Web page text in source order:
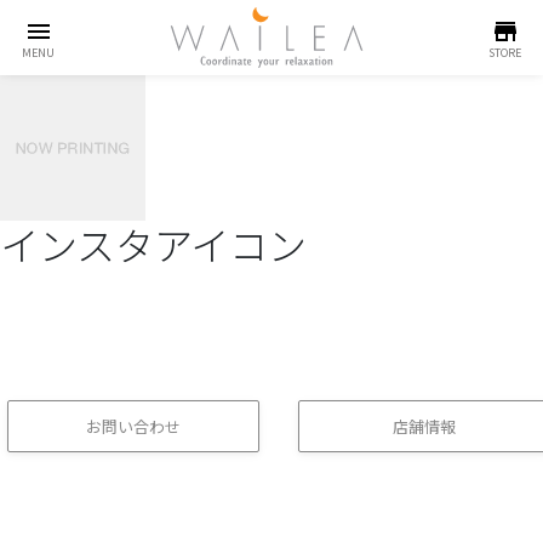
menu
MENU
store
STORE
インスタアイコン
お問い合わせ 店舗情報